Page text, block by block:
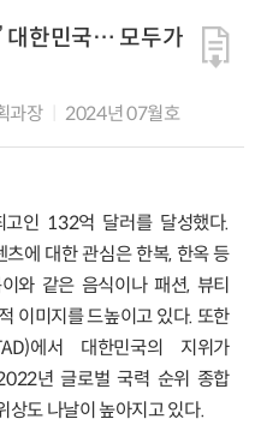
대한민국… 모두가
과장 2024년 07월호
인 132억 달러를 달성했다.
에 대한 관심은 한복, 한옥 등
와 같은 음식이나 패션, 뷰티
이미지를 드높이고 있다. 또한
에서 대한민국의 지위가
년 글로벌 국력 순위 종합
상도 나날이 높아지고 있다.